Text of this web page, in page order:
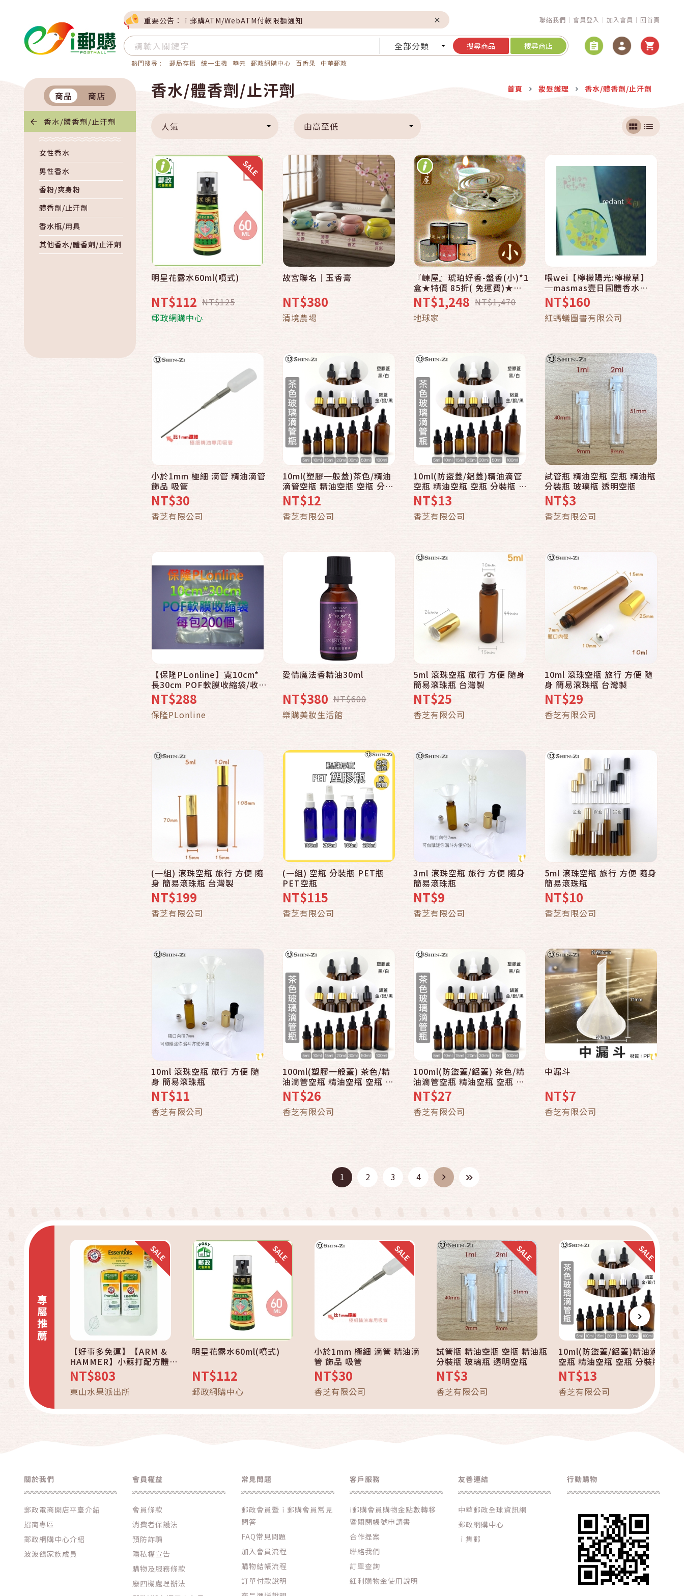
重要公告：ｉ郵購ATM/WebATM付款限額通知 聯絡我們 會員登入 加入會員 回首頁
全部分類 搜尋商品 搜尋商店
熱門搜尋 : 郵局存摺 統一生機 華元 郵政網購中心 百香果 中華郵政
商品 商店
香水/體香劑/止汗劑
女性香水
男性香水
香粉/爽身粉
體香劑/止汗劑
香水瓶/用具
其他香水/體香劑/止汗劑
香水/體香劑/止汗劑 首頁 妝髮護理 香水/體香劑/止汗劑
人氣 由高至低
快速結帳
明星花露水60ml(噴式)
NT$112 NT$125
郵政網購中心
故宮聯名｜玉香膏
NT$380
清境農場
『崠屋』琥珀好香-盤香(小)*1
盒★特價 85折( 免運費)★拜
拜用好香~平安又健康_*地球
家(弘麒)
NT$1,248 NT$1,470
地球家
快速結帳
加入購物車
喂wei【檸檬陽光:檸檬草】
─masmas壹日固體香水
AM9:00活力
NT$160
紅螞蟻圖書有限公司
快速結帳
加入購物車
小於1mm 極細 滴管 精油滴管
飾品 吸管
NT$30
香芝有限公司
快速結帳
加入購物車
10ml(塑膠一般蓋)茶色/精油
滴管空瓶 精油空瓶 空瓶 分裝
瓶 玻璃瓶
NT$12
香芝有限公司
快速結帳
加入購物車
10ml(防盜蓋/鋁蓋)精油滴管
空瓶 精油空瓶 空瓶 分裝瓶 玻
璃瓶 茶色空瓶
NT$13
香芝有限公司
快速結帳
加入購物車
試管瓶 精油空瓶 空瓶 精油瓶
分裝瓶 玻璃瓶 透明空瓶
NT$3
香芝有限公司
快速結帳
加入購物車
【保隆PLonline】寬10cm*
長30cm POF軟膜收縮袋/收
縮袋/軟膜/無毒/收縮袋/POF
膜/熱縮袋
NT$288
保隆PLonline
快速結帳
加入購物車
愛情魔法香精油30ml
NT$380 NT$600
樂購美妝生活館
快速結帳
加入購物車
5ml 滾珠空瓶 旅行 方便 隨身
簡易滾珠瓶 台灣製
NT$25
香芝有限公司
快速結帳
10ml 滾珠空瓶 旅行 方便 隨
身 簡易滾珠瓶 台灣製
NT$29
香芝有限公司
快速結帳
加入購物車
(一組) 滾珠空瓶 旅行 方便 隨
身 簡易滾珠瓶 台灣製
NT$199
香芝有限公司
快速結帳
加入購物車
(一組) 空瓶 分裝瓶 PET瓶
PET空瓶
NT$115
香芝有限公司
快速結帳
加入購物車
3ml 滾珠空瓶 旅行 方便 隨身
簡易滾珠瓶
NT$9
香芝有限公司
快速結帳
加入購物車
5ml 滾珠空瓶 旅行 方便 隨身
簡易滾珠瓶
NT$10
香芝有限公司
快速結帳
加入購物車
10ml 滾珠空瓶 旅行 方便 隨
身 簡易滾珠瓶
NT$11
香芝有限公司
快速結帳
加入購物車
100ml(塑膠一般蓋) 茶色/精
油滴管空瓶 精油空瓶 空瓶 分
裝瓶 玻璃瓶
NT$26
香芝有限公司
快速結帳
100ml(防盜蓋/鋁蓋) 茶色/精
油滴管空瓶 精油空瓶 空瓶 分
裝瓶 玻璃瓶
NT$27
香芝有限公司
快速結帳
加入購物車
中漏斗
NT$7
香芝有限公司
1 2 3 4
專屬推薦
【好事多免運】【ARM &
HAMMER】小蘇打配方體香
膏 4入
NT$803
東山水果派出所
明星花露水60ml(噴式)
NT$112
郵政網購中心
快速結帳
小於1mm 極細 滴管 精油滴
管 飾品 吸管
NT$30
香芝有限公司
快速結帳
試管瓶 精油空瓶 空瓶 精油瓶
分裝瓶 玻璃瓶 透明空瓶
NT$3
香芝有限公司
10ml(防盜蓋/鋁蓋)精油滴管
空瓶 精油空瓶 空瓶 分裝瓶
玻璃瓶 茶色空瓶
NT$13
香芝有限公司
關於我們
郵政電商開店平臺介紹
招商專區
郵政網購中心介紹
波波鴿家族成員
會員權益
會員條款
消費者保護法
預防詐騙
隱私權宣告
購物及服務條款
廢四機處理辦法
常見問題
郵政會員暨ｉ郵購會員常見
問答
FAQ常見問題
加入會員流程
購物結帳流程
訂單付款說明
客戶服務
i郵購會員購物金點數轉移
暨關閉帳號申請書
合作提案
聯絡我們
訂單查詢
紅利購物金使用說明
友善連結
中華郵政全球資訊網
郵政網購中心
ｉ集郵
行動購物